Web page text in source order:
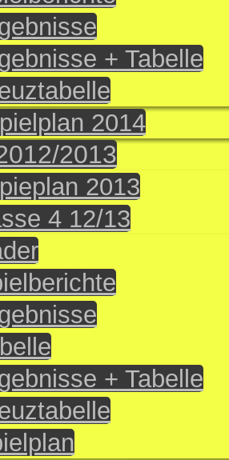
+ Tabelle
2014
2013
2013
4 12/13
+ Tabelle